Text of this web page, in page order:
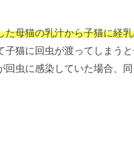
た母猫の乳汁から子猫に経
猫に回虫が渡ってしまう
虫に感染していた場合、